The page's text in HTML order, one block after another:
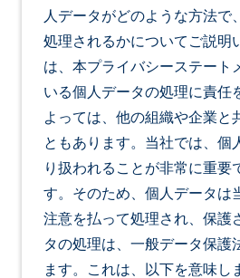
人データがどのような方法で
処理されるかについてご説明
は、本プライバシーステート
いる個人データの処理に責任
よっては、他の組織や企業と
ともあります。当社では、個
り扱われることが非常に重要
す。そのため、個人データは
注意を払って処理され、保護
タの処理は、一般データ保護
ます。これは、以下を意味し